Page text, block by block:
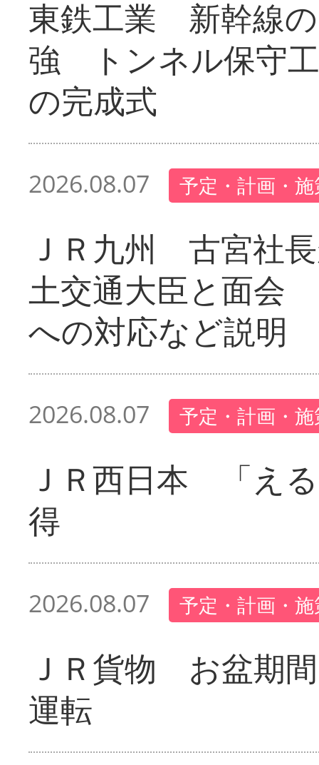
東鉄工業 新幹線
強 トンネル保守
の完成式
2026.08.07 予定・計画・
ＪＲ九州 古宮社
土交通大臣と面会
への対応など説明
2026.08.07 予定・計画・
ＪＲ西日本 「え
得
2026.08.07 予定・計画・
ＪＲ貨物 お盆期
運転